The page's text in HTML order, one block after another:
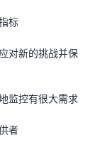
标
对新的挑战并保
监控有很大需求
者